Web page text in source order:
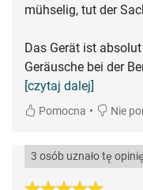
mühselig, tut der
Das Gerät ist
Geräusche bei der
[czytaj dalej]
Pomocna • Nie
3 osób uznało tę